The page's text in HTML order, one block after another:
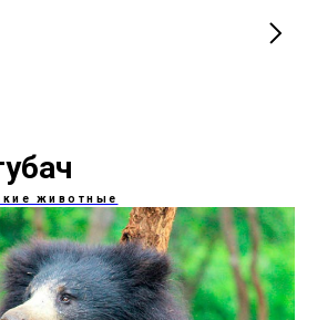
животные